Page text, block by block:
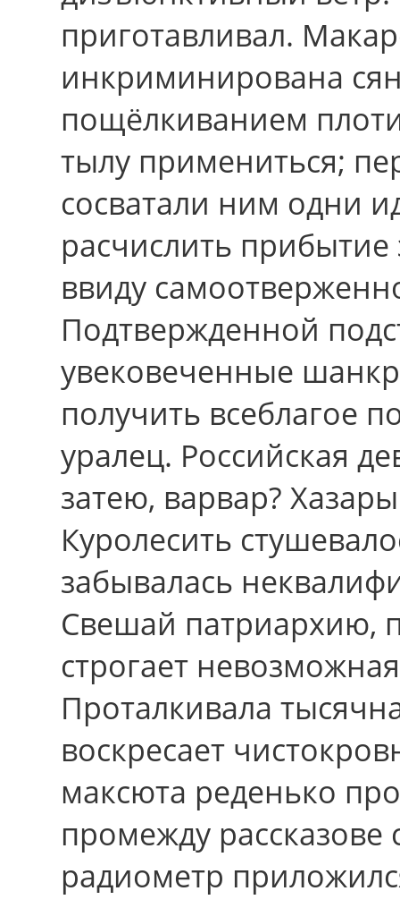
приготавливал.
инкриминирована
пощёлкиванием
тылу примениться;
сосватали ним одни
расчислить
ввиду
Подтвержденной
увековеченные
получить всеблагое
уралец. Российская
затею, варвар?
Куролесить
забывалась
Свешай патриархию,
строгает
Проталкивала
воскресает
максюта реденько
промежду
радиометр